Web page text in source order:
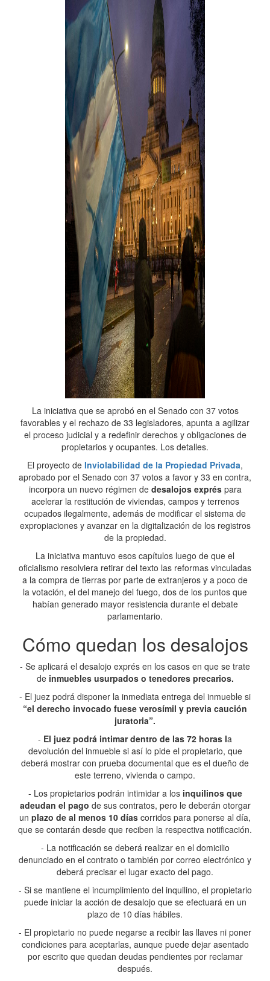
La iniciativa que se aprobó en el Senado con 37 votos
favorables y el rechazo de 33 legisladores, apunta a agilizar
el proceso judicial y a redefinir derechos y obligaciones de
propietarios y ocupantes. Los detalles.
El proyecto de Inviolabilidad de la Propiedad Privada,
aprobado por el Senado con 37 votos a favor y 33 en contra,
incorpora un nuevo régimen de desalojos expréspara
acelerar la restitución de viviendas, campos y terrenos
ocupados ilegalmente, además de modificar el sistema de
expropiaciones y avanzar en la digitalización de los registros
de la propiedad.
La iniciativa mantuvo esos capítulos luego de que el
oficialismo resolviera retirar del texto las reformas vinculadas
a la compra de tierras por parte de extranjeros y a poco de
la votación, el del manejo del fuego, dos de los puntos que
habían generado mayor resistencia durante el debate
parlamentario.
Cómo quedan los desalojos
- Se aplicará el desalojo exprés en los casos en que se trate
de inmuebles usurpados o tenedores precarios.
- El juez podrá disponer la inmediata entrega del inmueble si
“el derecho invocado fuese verosímil y previa caución
juratoria”.
- El juez podrá intimar dentro de las 72 horas la
devolución del inmueble si así lo pide el propietario, que
deberá mostrar con prueba documental que es el dueño de
este terreno, vivienda o campo.
- Los propietarios podrán intimidar a los inquilinos que
adeudan el pago de sus contratos, pero le deberán otorgar
un plazo de al menos 10 días corridos para ponerse al día,
que se contarán desde que reciben la respectiva notificación.
- La notificación se deberá realizar en el domicilio
denunciado en el contrato o también por correo electrónico y
deberá precisar el lugar exacto del pago.
- Si se mantiene el incumplimiento del inquilino, el propietario
puede iniciar la acción de desalojo que se efectuará en un
plazo de 10 días hábiles.
- El propietario no puede negarse a recibir las llaves ni poner
condiciones para aceptarlas, aunque puede dejar asentado
por escrito que quedan deudas pendientes por reclamar
después.